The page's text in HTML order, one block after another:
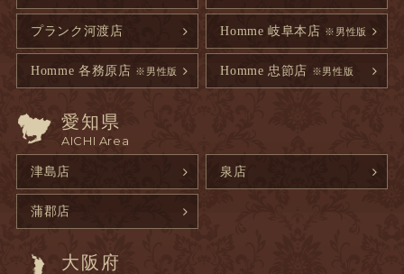
プランク河渡店 Homme 岐阜本店 ※男性版
Homme 各務原店 ※男性版 Homme 忠節店 ※男性版
愛知県
AICHI Area
津島店 泉店
蒲郡店
大阪府